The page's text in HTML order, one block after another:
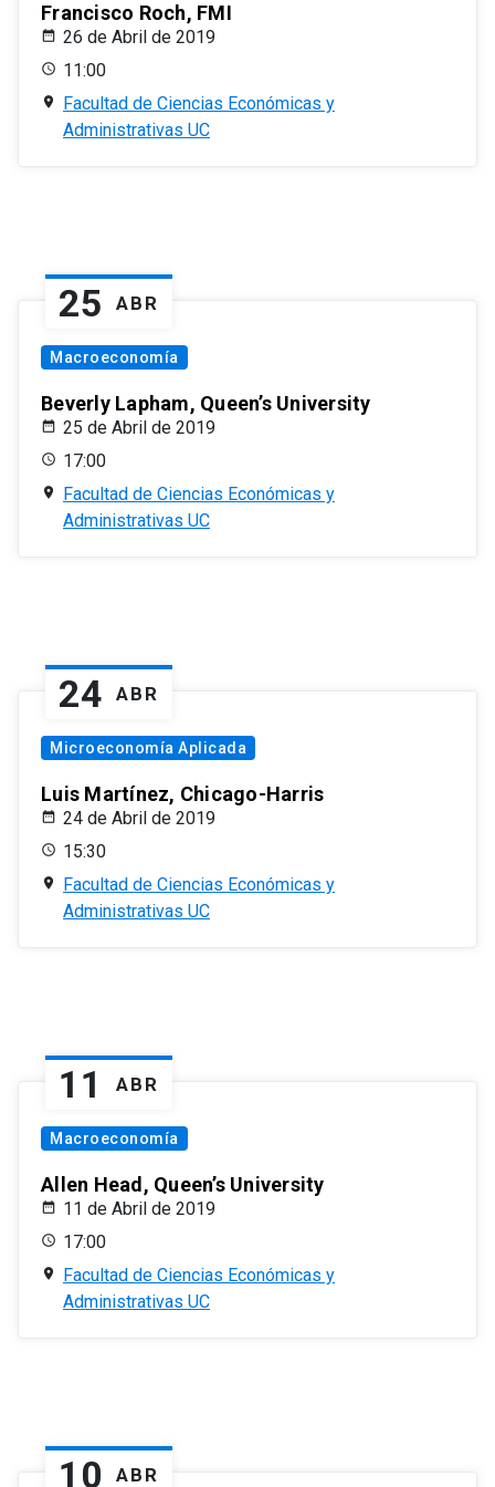
Francisco Roch, FMI
26 de Abril de 2019
11:00
Facultad de Ciencias Económicas y
Administrativas UC
25 ABR
Macroeconomía
Beverly Lapham, Queen’s University
25 de Abril de 2019
17:00
Facultad de Ciencias Económicas y
Administrativas UC
24 ABR
Microeconomía Aplicada
Luis Martínez, Chicago-Harris
24 de Abril de 2019
15:30
Facultad de Ciencias Económicas y
Administrativas UC
11 ABR
Macroeconomía
Allen Head, Queen’s University
11 de Abril de 2019
17:00
Facultad de Ciencias Económicas y
Administrativas UC
10 ABR